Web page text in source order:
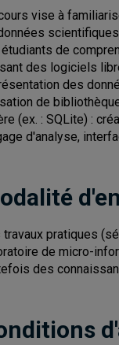
vise à
étudiants de
des logiciels
des
de
(ex. : SQLite) :
d'analyse,
travaux pratiques
de micro-
des